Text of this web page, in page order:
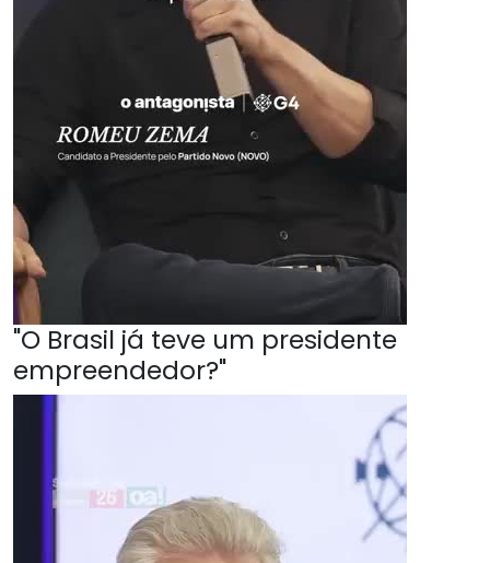
"O Brasil já teve um presidente
empreendedor?"